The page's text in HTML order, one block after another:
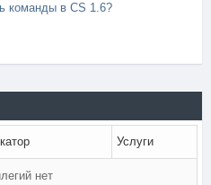
команды в CS 1.6?
Услуги
нет